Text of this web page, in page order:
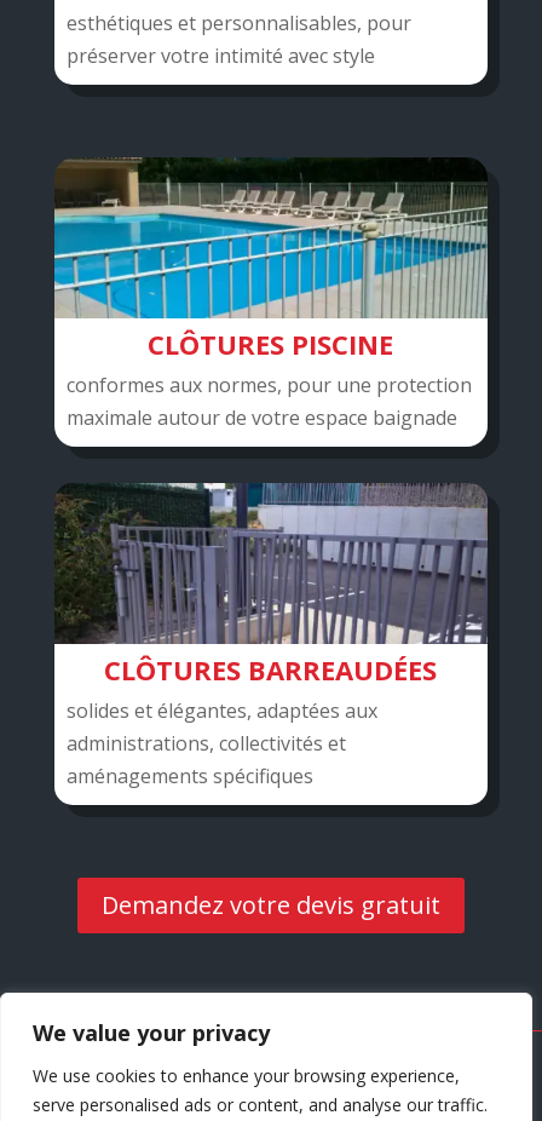
We value your privacy
We use cookies to enhance your browsing experience,
serve personalised ads or content, and analyse our traffic.
esthétiques et personnalisables, pour
préserver votre intimité avec style
CLÔTURES PISCINE
conformes aux normes, pour une protection
maximale autour de votre espace baignade
CLÔTURES BARREAUDÉES
solides et élégantes, adaptées aux
administrations, collectivités et
aménagements spécifiques
Demandez votre devis gratuit
Site créé par Clémence Duniere Communication